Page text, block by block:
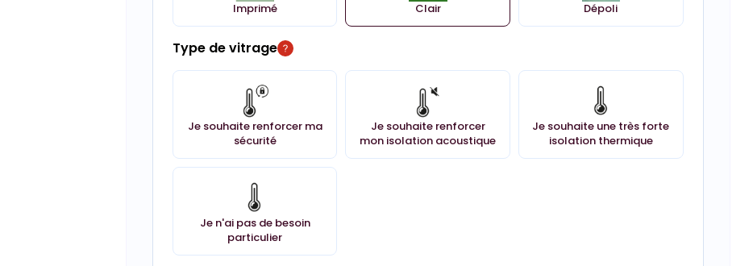
Imprimé Clair Dépoli
Type de vitrage
Je souhaite renforcer ma
sécurité
Je souhaite renforcer
mon isolation acoustique
Je souhaite une très forte
isolation thermique
Je n'ai pas de besoin
particulier